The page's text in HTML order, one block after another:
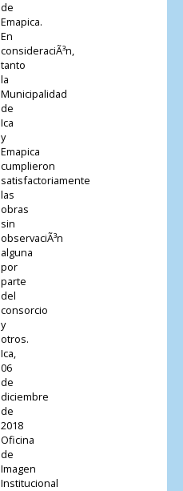
de
Emapica.
En
consideraciÃ³n,
tanto
la
Municipalidad
de
Ica
y
Emapica
cumplieron
satisfactoriamente
las
obras
sin
observaciÃ³n
alguna
por
parte
del
consorcio
y
otros.
Ica,
06
de
diciembre
de
2018
Oficina
de
Imagen
Institucional